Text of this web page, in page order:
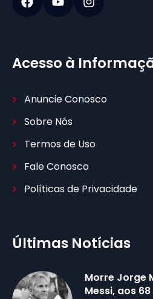
Acesso à
Anuncie Conosco
Sobre Nós
Termos de Uso
Fale Conosco
Políticas de Privacidade
Últimas Notícias
Morre Jorge
Messi, aos